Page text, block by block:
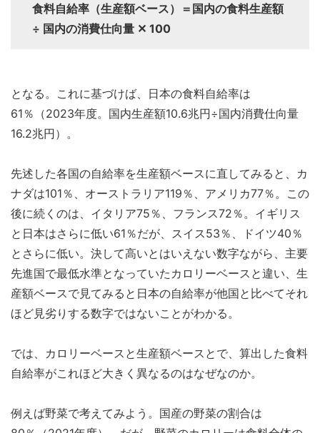
食料自給率（生産額ベース）＝国内の食料生産額
÷ 国内の消費仕向量 ✕ 100
となる。これに基づけば、日本の食料自給率は
61％（2023年度。国内生産額10.6兆円÷国内消費仕向量
16.2兆円）。
先述した各国の自給率を生産額ベースに直してみると、カ
ナダは101％、オーストラリア119％、アメリカ77％。この
後に続くのは、イタリア75％、フランス72％。イギリス
と日本はさらに低い61％だが、スイス53％、ドイツ40％
とさらに低い。決して高いとはいえない数字ながら、主要
先進国で最低水準となっていたカロリーベースと違い、生
産額ベースで見てみると日本の自給率が他国と比べてそれ
ほど見劣りする数字ではないことがわかる。
では、カロリーベースと生産額ベースとで、算出した食料
自給率がこれほど大きく異なるのはなぜなのか。
例えば野菜で考えてみよう。国産の野菜の割合は